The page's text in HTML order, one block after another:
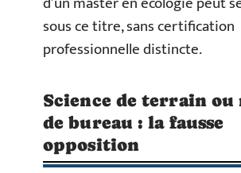
sous ce titre, sans certification
professionnelle distincte.
Science de terrain
de bureau : la fausse
opposition